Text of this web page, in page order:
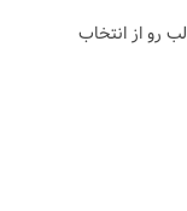
رو از انتخاب